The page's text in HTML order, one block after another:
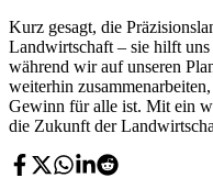
Kurz gesagt, die
Landwirtschaft – sie hilft
während wir auf unseren
weiterhin
Gewinn für alle ist. Mit ein
die Zukunft der